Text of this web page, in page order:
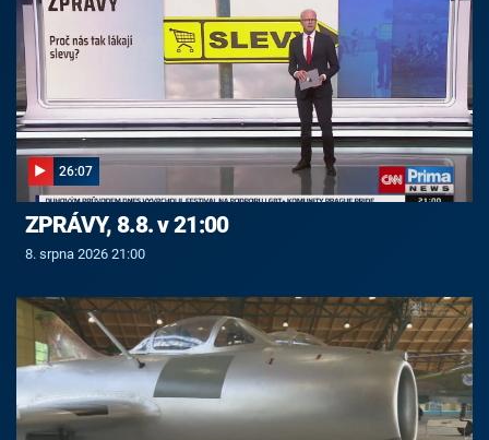
26:07
ZPRÁVY, 8.8. v 21:00
8. srpna 2026 21:00